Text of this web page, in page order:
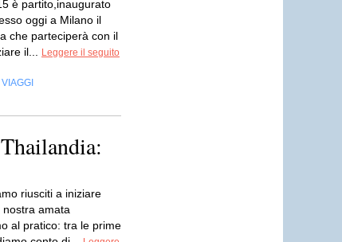
è partito,inaugurato
oggi a Milano il
che parteciperà con il
il...
Leggere il seguito
VIAGGI
riusciti a iniziare
amata
al pratico: tra le prime